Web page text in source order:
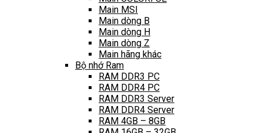
Main MSI
Main dòng B
Main dòng H
Main dòng Z
Main hãng khác
Bộ nhớ Ram
RAM DDR3 PC
RAM DDR4 PC
RAM DDR3 Server
RAM DDR4 Server
RAM 4GB – 8GB